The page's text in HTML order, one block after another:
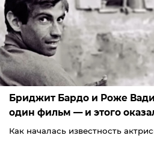
Бриджит Бардо и Роже
один фильм — и этого
Как началась известность